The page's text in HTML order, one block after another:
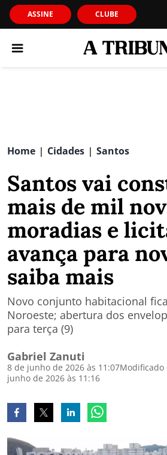
ASSINE CLUBE
Home | Cidades | Santos
Santos vai
mais de mil
moradias e
avança para
saiba mais
Novo conjunto habitacional
Noroeste; abertura dos
para terça (9)
Gabriel Zanuti
8 de junho de 2026 às 11:07Modificado
junho de 2026 às 11:16